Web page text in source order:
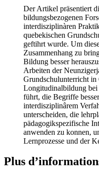
Der Artikel präsentiert
bildungsbezogenen
interdisziplinàren
quebekischen
geftihrt wurde. Um
Zusammenhang zu
Bildung besser
Arbeiten der
Grundschulunterricht in
Longitudinalbildung
führt, die Begriffe
interdisziplinârem
unterscheiden, die
pädagogikspezifische
anwenden zu konnen,
Lernprozesse und der
Plus